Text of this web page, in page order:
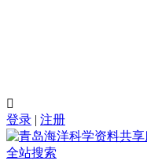

登录 | 注册
全站搜索